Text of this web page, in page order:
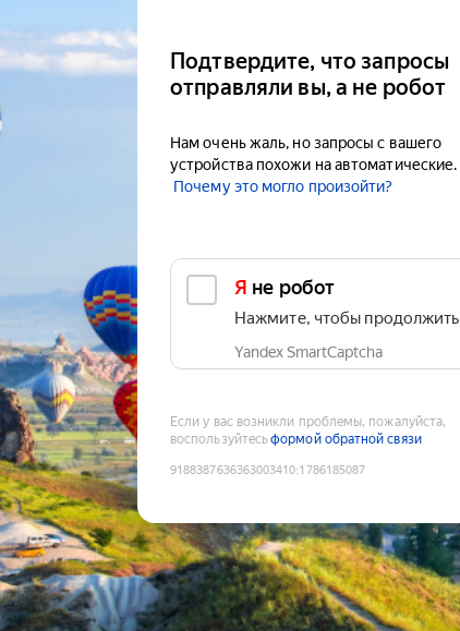
Подтвердите, что запросы
отправляли вы, а не робот
Нам очень жаль, но запросы с вашего
устройства похожи на автоматические.
Почему это могло произойти?
Я не робот
Нажмите, чтобы продолжить
Yandex SmartCaptcha
Если у вас возникли проблемы, пожалуйста,
воспользуйтесьформой обратной связи
9188387636363003410:1786185087